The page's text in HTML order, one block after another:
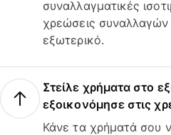
συναλλαγματικές
χρεώσεις συναλλαγών
εξωτερικό.
Στείλε χρήματα στο
εξοικονόμησε στις
Κάνε τα χρήματά σου